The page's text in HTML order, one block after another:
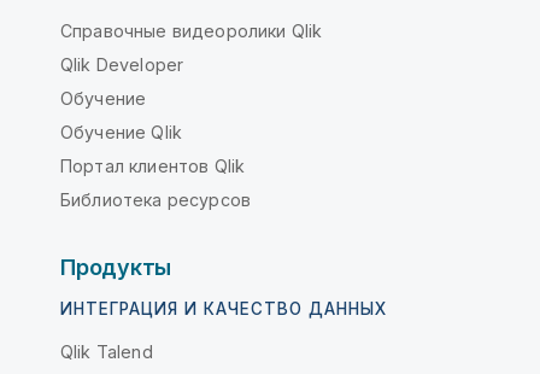
Справочные видеоролики Qlik
Qlik Developer
Обучение
Обучение Qlik
Портал клиентов Qlik
Библиотека ресурсов
Продукты
ИНТЕГРАЦИЯ И КАЧЕСТВО ДАННЫХ
Qlik Talend